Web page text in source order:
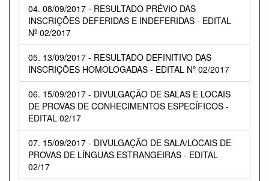
04. 08/09/2017 - RESULTADO PRÉVIO DAS
INSCRIÇÕES DEFERIDAS E INDEFERIDAS - EDITAL
Nº 02/2017
05. 13/09/2017 - RESULTADO DEFINITIVO DAS
INSCRIÇÕES HOMOLOGADAS - EDITAL Nº 02/2017
06. 15/09/2017 - DIVULGAÇÃO DE SALAS E LOCAIS
DE PROVAS DE CONHECIMENTOS ESPECÍFICOS -
EDITAL 02/17
07. 15/09/2017 - DIVULGAÇÃO DE SALA/LOCAIS DE
PROVAS DE LÍNGUAS ESTRANGEIRAS - EDITAL
02/17